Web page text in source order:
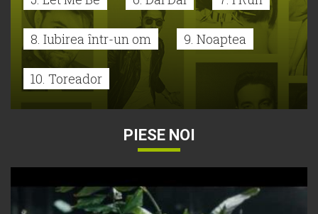
8. Iubirea într-un om 9. Noaptea
10. Toreador
PIESE NOI